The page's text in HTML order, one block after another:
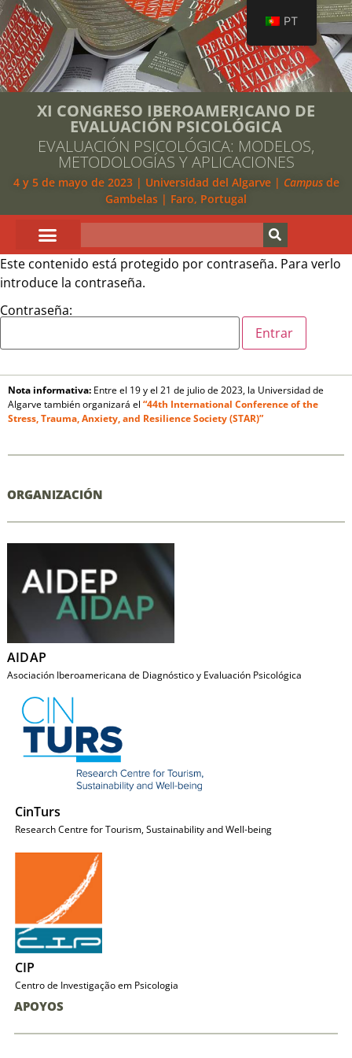
XI CONGRESO IBEROAMERICANO DE
EVALUACIÓN PSICOLÓGICA
EVALUACIÓN PSICOLÓGICA: MODELOS,
METODOLOGÍAS Y APLICACIONES
4 y 5 de mayo de 2023 | Universidad del Algarve | Campusde
Gambelas | Faro, Portugal
Este contenido está protegido por contraseña. Para verlo
introduce la contraseña.
Contraseña:
Nota informativa: Entre el 19 y el 21 de julio de 2023, la Universidad de
Algarve también organizará el “44th International Conference of the
Stress, Trauma, Anxiety, and Resilience Society (STAR)”
ORGANIZACIÓN
AIDAP
Asociación Iberoamericana de Diagnóstico y Evaluación Psicológica
CinTurs
Research Centre for Tourism, Sustainability and Well-being
CIP
Centro de Investigação em Psicologia
APOYOS
PT